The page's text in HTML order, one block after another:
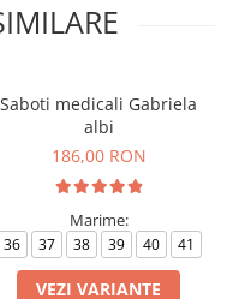
Saboti medicali Gabriela
albi
186,00 RON
Marime:
36 37 38 39 40 41
VEZI VARIANTE